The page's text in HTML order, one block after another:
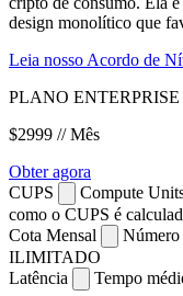
design monolítico que
Leia nosso Acordo de
PLANO ENTERPRISE
$2999 // Mês
Obter agora
CUPS
Compute
como o CUPS é
Cota Mensal
Número
ILIMITADO
Latência
Tempo